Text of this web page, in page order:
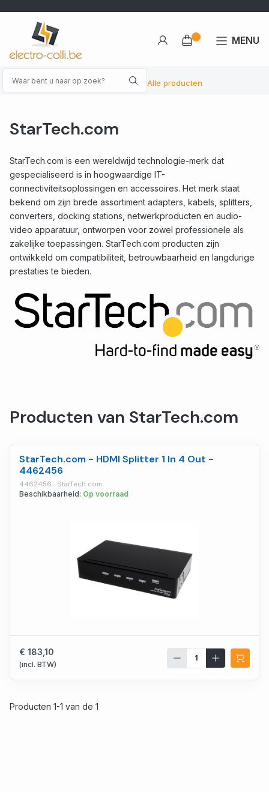
Alle producten
MENU
StarTech.com
StarTech.com is een wereldwijd technologie-merk dat
gespecialiseerd is in hoogwaardige IT-
connectiviteitsoplossingen en accessoires. Het merk staat
bekend om zijn brede assortiment adapters, kabels, splitters,
converters, docking stations, netwerkproducten en audio-
video apparatuur, ontworpen voor zowel professionele als
zakelijke toepassingen. StarTech.com producten zijn
ontwikkeld om compatibiliteit, betrouwbaarheid en langdurige
prestaties te bieden.
Producten van StarTech.com
StarTech.com - HDMI Splitter 1 In 4 Out -
4462456
4462456 · StarTech.com
Beschikbaarheid: Op voorraad
€ 183,10
(incl. BTW)
Producten 1-1 van de 1